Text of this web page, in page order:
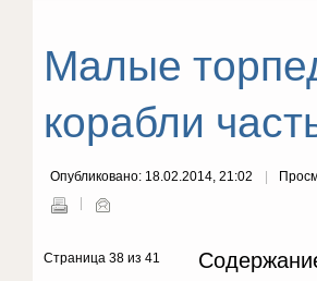
Малые
корабли
Опубликовано: 18.02.2014, 21:02
Страница 38 из 41